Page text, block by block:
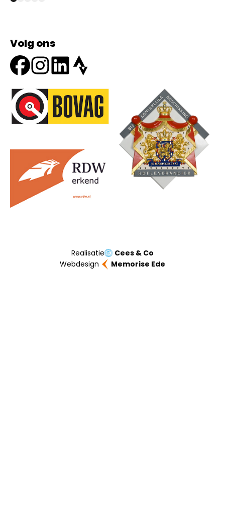
Volg ons
Onze partners
Realisatie
Cees & Co
Webdesign
Memorise Ede